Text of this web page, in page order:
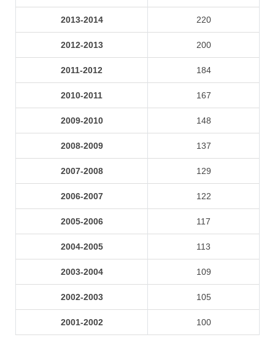
2013-2014 220
2012-2013 200
2011-2012 184
2010-2011 167
2009-2010 148
2008-2009 137
2007-2008 129
2006-2007 122
2005-2006 117
2004-2005 113
2003-2004 109
2002-2003 105
2001-2002 100